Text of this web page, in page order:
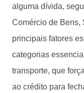
alguma dívida,
Comércio de Bens,
principais fatores
categorias
transporte, que
ao crédito para